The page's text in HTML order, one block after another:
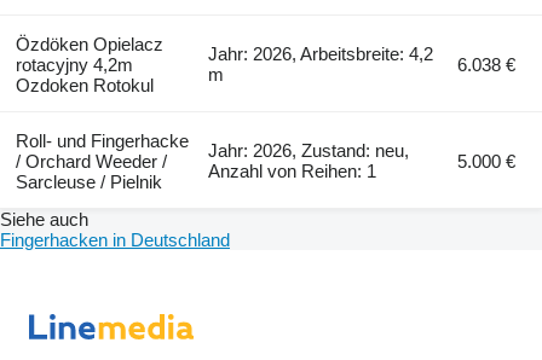
Özdöken Opielacz
rotacyjny 4,2m
Ozdoken Rotokul
Jahr: 2026, Arbeitsbreite: 4,2
m
6.038 €
Roll- und Fingerhacke
/ Orchard Weeder /
Sarcleuse / Pielnik
Jahr: 2026, Zustand: neu,
Anzahl von Reihen: 1
5.000 €
Siehe auch
Fingerhacken in Deutschland